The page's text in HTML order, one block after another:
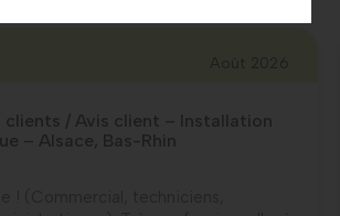
clients / Avis client – Installation
– Alsace, Bas-Rhin